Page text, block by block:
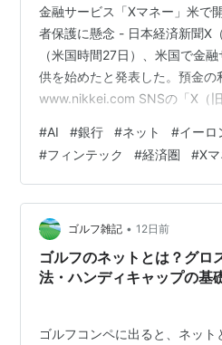
金融サービス「Xマネー」米で
者保護に懸念 - 日本経済新聞X
（米国時間27日）、米国で金
供を始めたと発表した。預金の
www.nikkei.com SNSの「X（
あのXが金融？」「しかも預金
そう驚かれた方も、少なくない
「SNS企業が急に畑違いの銀
のか」「6%なんて、大赤字を
と思ってしまいます。ですが、
る視点…
#AI #銀行 #ネット #イーロ
#フィンテック #経済圏 #X
ゴルフ雑記 • 12日前
ゴルフのネットとは？グロ
法・ハンディキャップの基
ゴルフコンペに出ると、ネッ